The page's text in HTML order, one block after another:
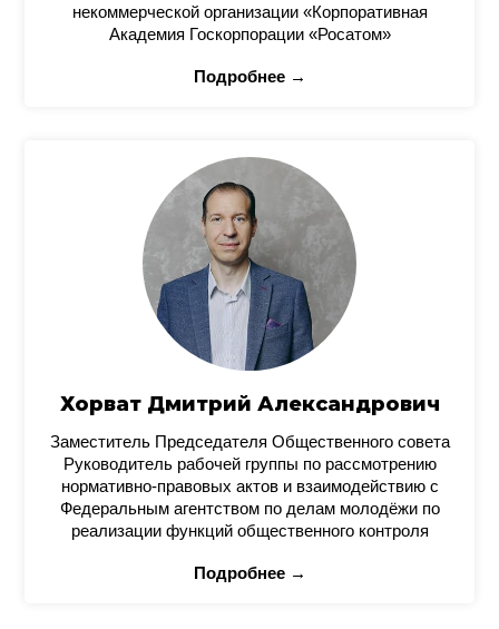
некоммерческой организации «Корпоративная
Академия Госкорпорации «Росатом»
Подробнее →
Хорват Дмитрий Александрович
Заместитель Председателя Общественного совета
Руководитель рабочей группы по рассмотрению
нормативно-правовых актов и взаимодействию с
Федеральным агентством по делам молодёжи по
реализации функций общественного контроля
Подробнее →